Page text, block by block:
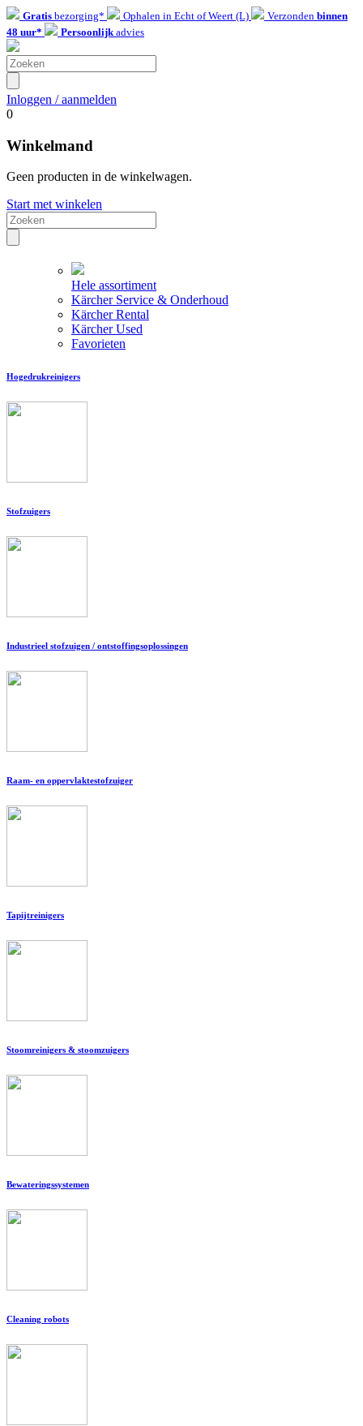
Gratis bezorging* Ophalen in Echt of Weert (L) Verzonden binnen
48 uur*
Persoonlijkadvies
Inloggen / aanmelden
0
Winkelmand
Geen producten in de winkelwagen.
Start met winkelen
Hele assortiment
Kärcher Service & Onderhoud
Kärcher Rental
Kärcher Used
Favorieten
Hogedrukreinigers
Stofzuigers
Industrieel stofzuigen / ontstoffingsoplossingen
Raam- en oppervlaktestofzuiger
Tapijtreinigers
Stoomreinigers & stoomzuigers
Bewateringssystemen
Cleaning robots